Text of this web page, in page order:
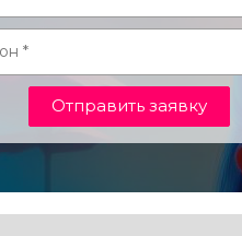
Отправить заявку